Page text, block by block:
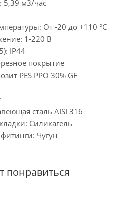
5,39 м3/час
От -20 до +110 °C
1-220 В
IP44
покрытие
PES PPO 30% GF
сталь AISI 316
Силикагель
Чугун
понравиться